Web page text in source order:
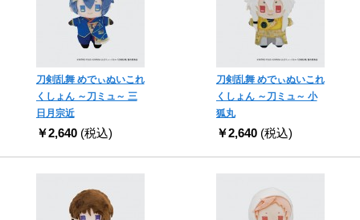
刀剣乱舞 めでぃぬいこれ
くしょん ～刀ミュ～ 三
日月宗近
￥2,640 (税込)
刀剣乱舞 めでぃぬいこれ
くしょん ～刀ミュ～ 小
狐丸
￥2,640 (税込)